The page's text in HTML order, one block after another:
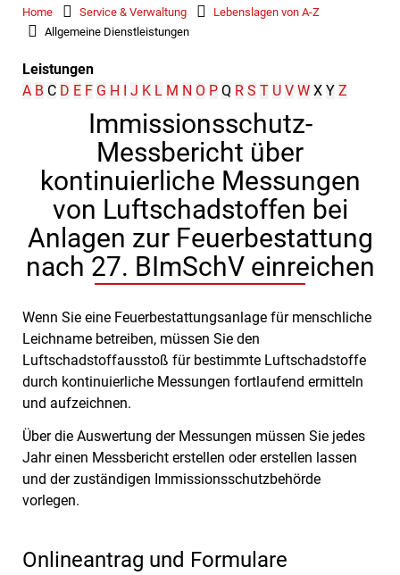
Home
Service & Verwaltung
Lebenslagen von A-Z
Allgemeine Dienstleistungen
Leistungen
A B C D E F G H I J K L M N O P Q R S T U V W X Y Z
Immissionsschutz-
Messbericht über
kontinuierliche Messungen
von Luftschadstoffen bei
Anlagen zur Feuerbestattung
nach 27. BImSchV einreichen
Wenn Sie eine Feuerbestattungsanlage für menschliche
Leichname betreiben, müssen Sie den
Luftschadstoffausstoß für bestimmte Luftschadstoffe
durch kontinuierliche Messungen fortlaufend ermitteln
und aufzeichnen.
Über die Auswertung der Messungen müssen Sie jedes
Jahr einen Messbericht erstellen oder erstellen lassen
und der zuständigen Immissionsschutzbehörde
vorlegen.
Onlineantrag und Formulare